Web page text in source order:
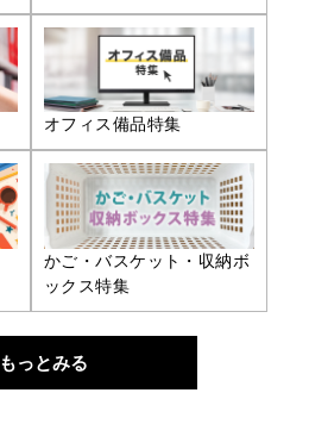
オフィス備品特集
かご・バスケット・収納ボ
ックス特集
もっとみる